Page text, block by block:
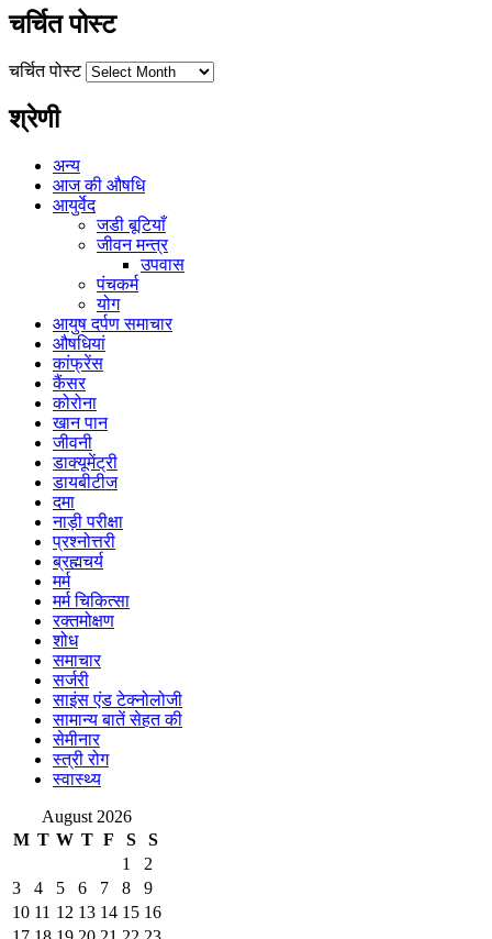
चर्चित पोस्ट
चर्चित पोस्ट
श्रेणी
अन्य
आज की औषधि
आयुर्वेद
जडी बूटियाँ
जीवन मन्त्र
उपवास
पंचकर्म
योग
आयुष दर्पण समाचार
औषधियां
कांफ्रेंस
कैंसर
कोरोना
खान पान
जीवनी
डाक्यूमेंट्री
डायबीटीज
दमा
नाड़ी परीक्षा
प्रश्नोत्तरी
ब्रह्मचर्य
मर्म
मर्म चिकित्सा
रक्तमोक्षण
शोध
समाचार
सर्जरी
साइंस एंड टेक्नोलोजी
सामान्य बातें सेहत की
सेमीनार
स्त्री रोग
स्वास्थ्य
August 2026
M T W T F S
S
1
2
3
4 5 6 7 8
9
10 11 12 13 14 15 16